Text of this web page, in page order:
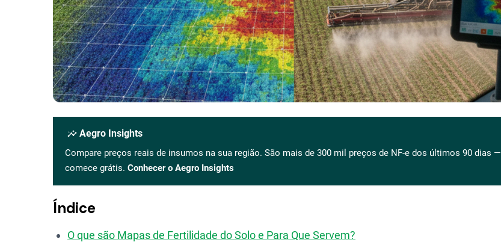
insights Aegro Insights
Compare preços reais de insumos na sua região. São mais de 300 mil preços de NF-e dos últimos 90 dias —
comece grátis. Conhecer o Aegro Insights
Índice
O que são Mapas de Fertilidade do Solo e Para Que Servem?